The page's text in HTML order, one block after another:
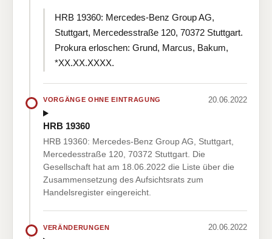
HRB 19360: Mercedes-Benz Group AG,
Stuttgart, Mercedesstraße 120, 70372 Stuttgart.
Prokura erloschen: Grund, Marcus, Bakum,
*XX.XX.XXXX.
VORGÄNGE OHNE EINTRAGUNG 20.06.2022
HRB 19360
HRB 19360: Mercedes-Benz Group AG, Stuttgart,
Mercedesstraße 120, 70372 Stuttgart. Die
Gesellschaft hat am 18.06.2022 die Liste über die
Zusammensetzung des Aufsichtsrats zum
Handelsregister eingereicht.
VERÄNDERUNGEN 20.06.2022